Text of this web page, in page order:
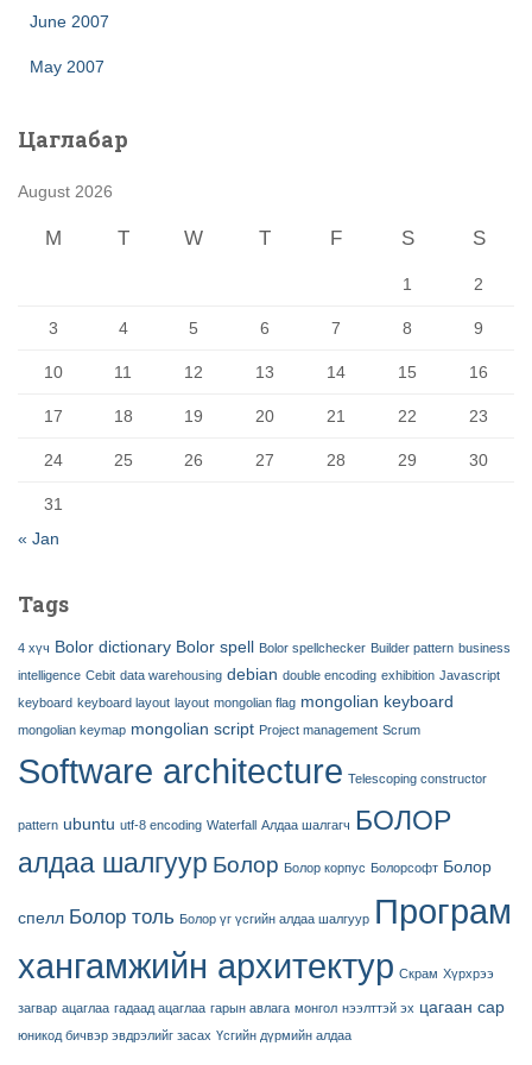
June 2007
May 2007
Цаглабар
August 2026
M T W T F S S
1 2
3 4 5 6 7 8 9
10 11 12 13 14 15 16
17 18 19 20 21 22 23
24 25 26 27 28 29 30
31
« Jan
Tags
4 хүч Bolor dictionary Bolor spell Bolor spellchecker Builder pattern business
intelligence Cebit data warehousing debian double encoding exhibition Javascript
keyboard keyboard layout layout mongolian flag mongolian keyboard
mongolian keymap mongolian script Project management Scrum
Software architecture Telescoping constructor
pattern ubuntu utf-8 encoding Waterfall Алдаа шалгагч БОЛОР
алдаа шалгуур Болор Болор корпус Болорсофт Болор
спелл Болор толь Болор үг үсгийн алдаа шалгуур Програм
хангамжийн архитектур Скрам Хүрхрээ
загвар ацаглаа гадаад ацаглаа гарын авлага монгол нээлттэй эх цагаан сар
юникод бичвэр эвдрэлийг засах Үсгийн дүрмийн алдаа